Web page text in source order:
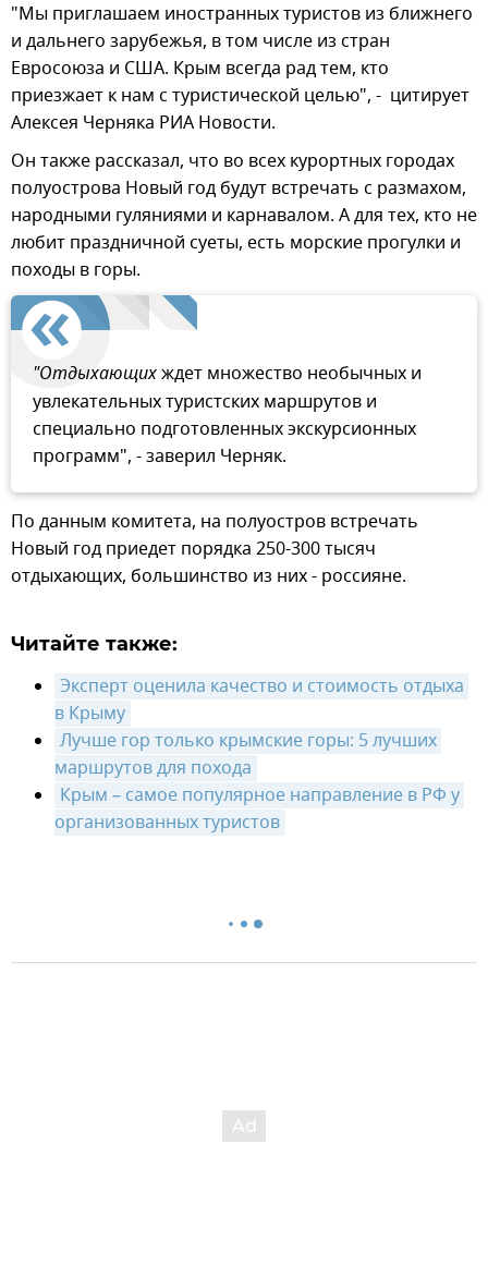
"Мы приглашаем иностранных туристов из ближнего
и дальнего зарубежья, в том числе из стран
Евросоюза и США. Крым всегда рад тем, кто
приезжает к нам с туристической целью", - цитирует
Алексея Черняка РИА Новости.
Он также рассказал, что во всех курортных городах
полуострова Новый год будут встречать с размахом,
народными гуляниями и карнавалом. А для тех, кто не
любит праздничной суеты, есть морские прогулки и
походы в горы.
"Отдыхающихждет множество необычных и
увлекательных туристских маршрутов и
специально подготовленных экскурсионных
программ", - заверил Черняк.
По данным комитета, на полуостров встречать
Новый год приедет порядка 250-300 тысяч
отдыхающих, большинство из них - россияне.
Читайте также:
Эксперт оценила качество и стоимость отдыха
в Крыму
Лучше гор только крымские горы: 5 лучших
маршрутов для похода
Крым – самое популярное направление в РФ у
организованных туристов